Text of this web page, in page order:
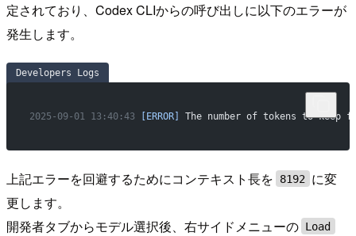
定されており、Codex CLIからの呼び出しに以下のエラーが
発生します。
Developers Logs
2025-09-01 13:40:43 [ERROR] The number of tokens to
上記エラーを回避するためにコンテキスト長を 8192
に変
更します。
開発者タブからモデル選択後、右サイドメニューの Load